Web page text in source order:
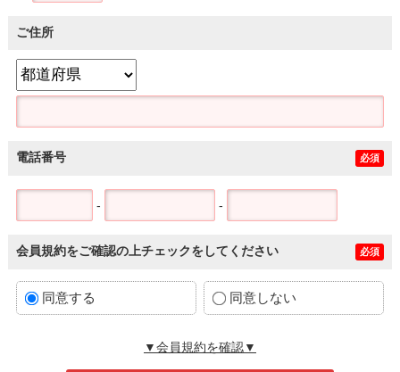
ご住所
電話番号 必須
- -
会員規約をご確認の上チェックをしてください 必須
同意する 同意しない
▼会員規約を確認▼